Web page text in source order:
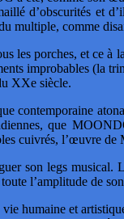
d’obscurités et
multiple, comme
porches, et ce à
improbables (la
XXe siècle.
contemporaine
que
cuivrés, l’œuvre
son legs
l’amplitude de son
humaine et